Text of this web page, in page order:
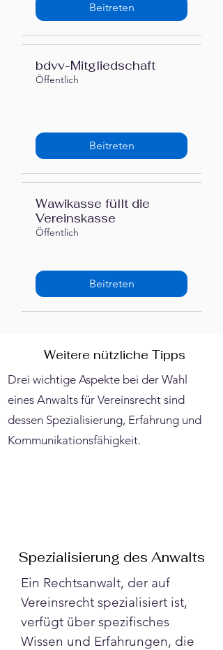
Beitreten
bdvv-Mitgliedschaft
Öffentlich
Beitreten
Wawikasse füllt die
Vereinskasse
Öffentlich
Beitreten
Weitere nützliche Tipps
Drei wichtige Aspekte bei der Wahl
eines Anwalts für Vereinsrecht sind
dessen Spezialisierung, Erfahrung und
Kommunikationsfähigkeit.
Spezialisierung des Anwalts
Ein Rechtsanwalt, der auf
Vereinsrecht spezialisiert ist,
verfügt über spezifisches
Wissen und Erfahrungen, die